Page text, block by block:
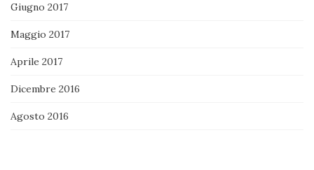
Giugno 2017
Maggio 2017
Aprile 2017
Dicembre 2016
Agosto 2016